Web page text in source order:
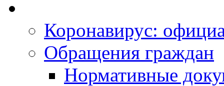
Коронавирус:
Обращения граждан
Нормативные